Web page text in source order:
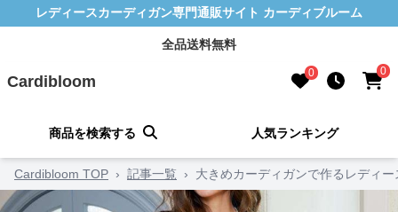
レディースカーディガン専門通販サイト カーディブルーム
全品送料無料
Cardibloom 0 0
商品を検索する 人気ランキング
Cardibloom TOP › 記事一覧 › 大きめカーディガンで作るレディ